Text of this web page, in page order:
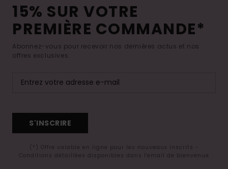
15% SUR VOTRE
PREMIÈRE COMMANDE*
Abonnez-vous pour recevoir nos dernières actus et nos
offres exclusives.
S'INSCRIRE
(*) Offre valable en ligne pour les nouveaux inscrits -
Conditions détaillées disponibles dans l'email de bienvenue